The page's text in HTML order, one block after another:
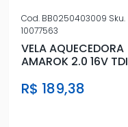
Cod. BB0250403009 Sku.
10077563
VELA AQUECEDORA
AMAROK 2.0 16V TDI
R$ 189,38